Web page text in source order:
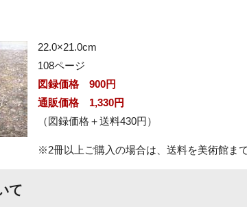
22.0×21.0cm
108ページ
図録価格 900円
通販価格 1,330円
（図録価格＋送料430円）
※2冊以上ご購入の場合は、送料を美術館ま
て